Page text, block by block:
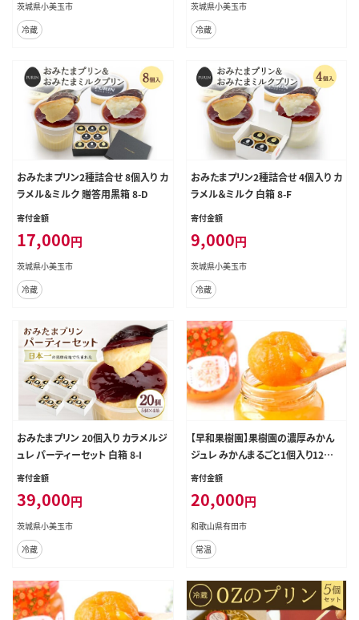
茨城県小美玉市
冷蔵
茨城県小美玉市
冷蔵
おみたまプリン2種詰合せ 8個入り カ
ラメル＆ミルク 贈答用黒箱 8-D
寄付金額
17,000円
茨城県小美玉市
冷蔵
おみたまプリン2種詰合せ 4個入り カ
ラメル＆ミルク 白箱 8-F
寄付金額
9,000円
茨城県小美玉市
冷蔵
おみたまプリン 20個入り カラメルジ
ュレ パーティーセット 白箱 8-I
寄付金額
39,000円
茨城県小美玉市
冷蔵
【早和果樹園】果樹園の濃厚みかん
ジュレ みかんまるごと1個入り12個
(A408-2)
寄付金額
20,000円
和歌山県有田市
常温